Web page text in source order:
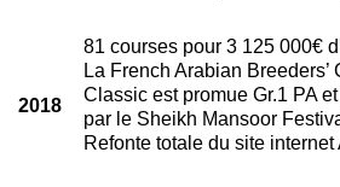
2018
81 courses pour 3 125 000€
La French Arabian Breeders’
Classic est promue Gr.1 PA
par le Sheikh Mansoor
Refonte totale du site internet